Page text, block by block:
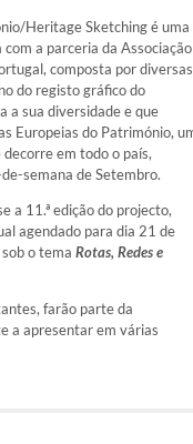
Heritage Sketching é uma
a parceria da Associação
composta por diversas
do registo gráfico do
a sua diversidade e que
Europeias do Património,
em todo o país,
semana de Setembro.
a 11.ª edição do projecto,
agendado para dia 21 de
o tema Rotas, Redes e
farão parte da
a apresentar em várias